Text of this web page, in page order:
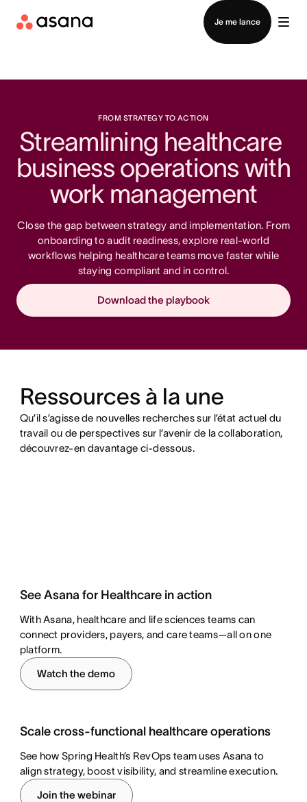
Je me lance
Contacter le service commercial
FROM STRATEGY TO ACTION
Streamlining healthcare
business operations with
work management
Close the gap between strategy and implementation. From
onboarding to audit readiness, explore real-world
workflows helping healthcare teams move faster while
staying compliant and in control.
Download the playbook
Ressources à la une
Qu’il s’agisse de nouvelles recherches sur l’état actuel du
travail ou de perspectives sur l’avenir de la collaboration,
découvrez-en davantage ci-dessous.
See Asana for Healthcare in action
With Asana, healthcare and life sciences teams can
connect providers, payers, and care teams—all on one
platform.
Watch the demo
Scale cross-functional healthcare operations
See how Spring Health’s RevOps team uses Asana to
align strategy, boost visibility, and streamline execution.
Join the webinar